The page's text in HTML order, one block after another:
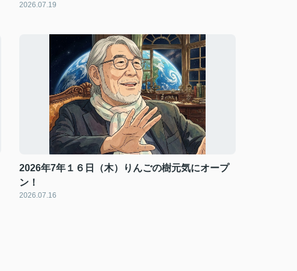
2026.07.19
2026年7年１６日（木）りんごの樹元気にオープ
ン！
2026.07.16